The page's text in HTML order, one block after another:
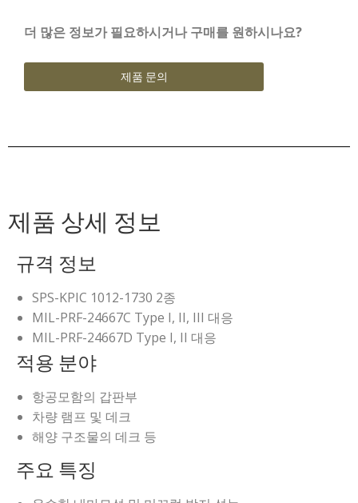
더 많은 정보가 필요하시거나 구매를 원하시나요?
제품 문의
제품 상세 정보
규격 정보
SPS-KPIC 1012-1730 2종
MIL-PRF-24667C Type I, II, III 대응
MIL-PRF-24667D Type I, II 대응
적용 분야
항공모함의 갑판부
차량 램프 및 데크
해양 구조물의 데크 등
주요 특징